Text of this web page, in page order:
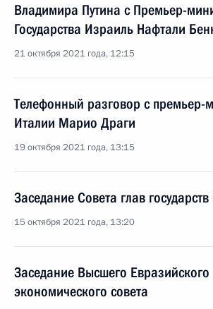
Владимира Путина с Премьер-
Государства Израиль Нафтали
21 октября 2021 года, 12:15
Телефонный разговор с премьер-
Италии Марио Драги
19 октября 2021 года, 13:15
Заседание Совета глав
15 октября 2021 года, 13:20
Заседание Высшего Евразийского
экономического совета